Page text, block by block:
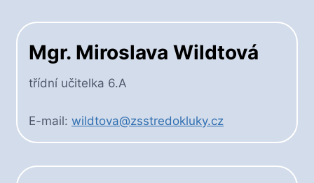
Mgr. Miroslava Wildtová
třídní učitelka 6.A
E-mail: wildtova@zsstredokluky.cz